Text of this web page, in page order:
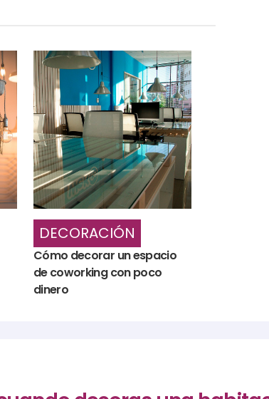
DECORACIÓN
Cómo decorar un espacio
de coworking con poco
dinero